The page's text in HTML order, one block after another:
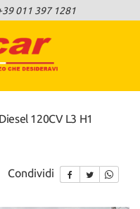
011 397 1281
120CV L3 H1
Condividi